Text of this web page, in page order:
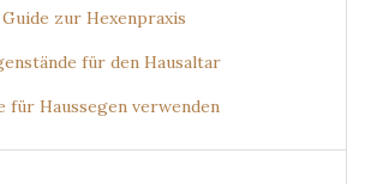
zur Hexenpraxis
für den Hausaltar
für Haussegen verwenden